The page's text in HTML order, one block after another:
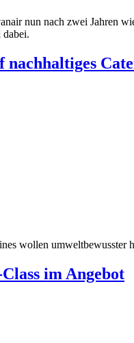
nun nach zwei Jahren
nachhaltiges
wollen
im Angebot